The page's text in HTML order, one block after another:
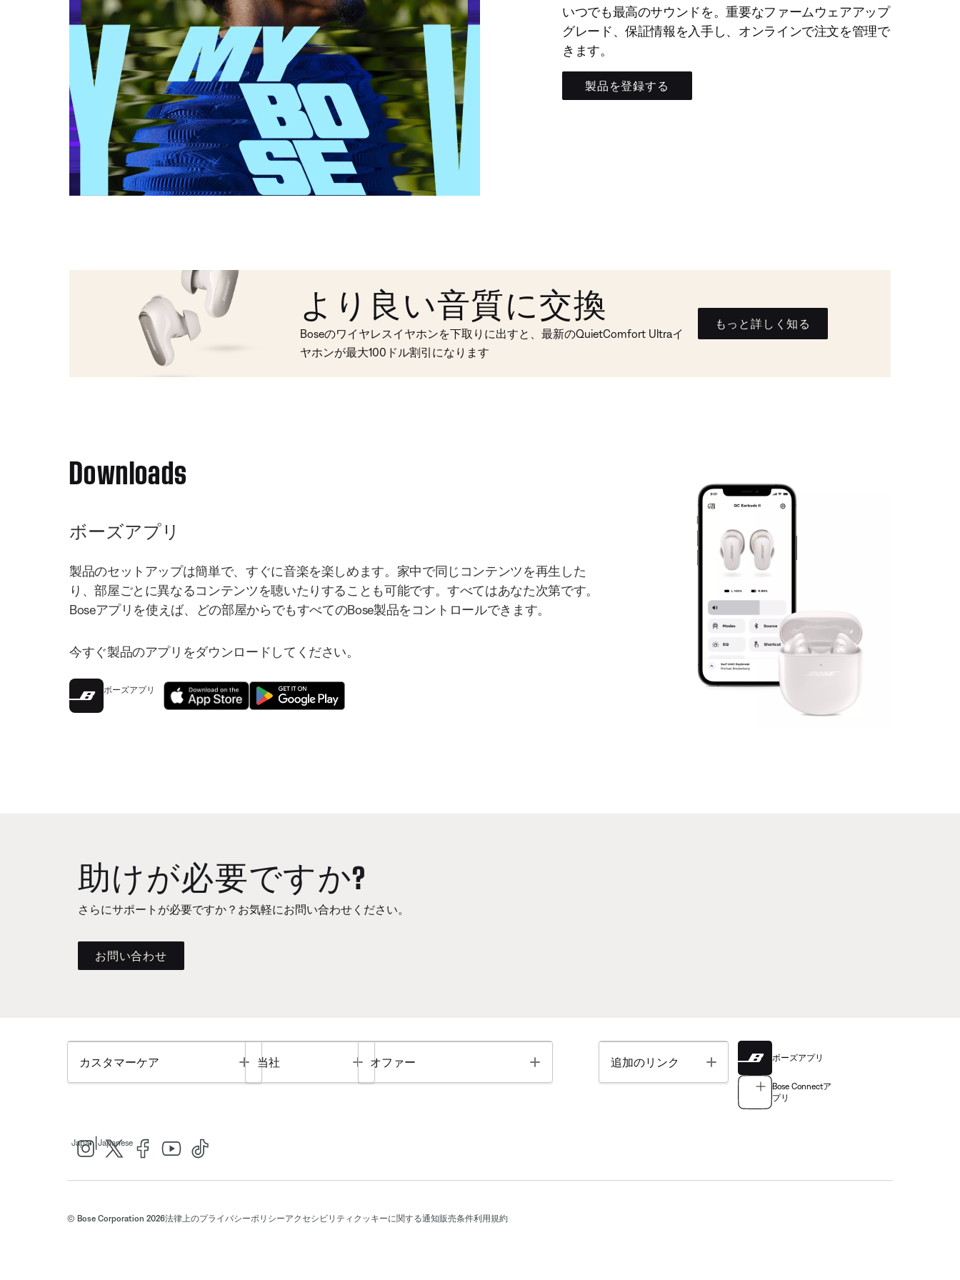
いつでも最高のサウンドを。重要なファームウェアアップ
グレード、保証情報を入手し、オンラインで注文を管理で
きます。
製品を登録する
より良い音質に交換
Boseのワイヤレスイヤホンを下取りに出すと、最新のQuietComfort Ultraイ
ヤホンが最大100ドル割引になります
もっと詳しく知る
Downloads
ボーズアプリ
製品のセットアップは簡単で、すぐに音楽を楽しめます。家中で同じコンテンツを再生した
り、部屋ごとに異なるコンテンツを聴いたりすることも可能です。すべてはあなた次第です。
Boseアプリを使えば、どの部屋からでもすべてのBose製品をコントロールできます。
今すぐ製品のアプリをダウンロードしてください。
ボーズアプリ
助けが必要ですか?
さらにサポートが必要ですか？お気軽にお問い合わせください。
お問い合わせ
カスタマーケア Toggle
当社 Toggle
オファー Toggle 追加のリンク Toggle ボーズアプリ
Bose Connectア
プリ
Japan Japanese
© Bose Corporation 2026法律上のプライバシーポリシーアクセシビリティ クッキーに関する通知販売条件利用規約